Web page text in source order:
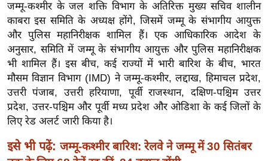
त
यं
ग
इं
डि
या
सा
हि
त्य
ज
जम्मू-कश्मीर के जल शक्ति विभाग के अतिरिक्त मुख्य सचिव शालीन
काबरा इस समिति के अध्यक्ष होंगे, जिसमें जम्मू के संभागीय आयुक्त
और पुलिस महानिरीक्षक शामिल हैं। एक आधिकारिक आदेश के
अनुसार, समिति में जम्मू के संभागीय आयुक्त और पुलिस महानिरीक्षक
भी शामिल हैं। इस बीच, कई राज्यों में भारी बारिश के बीच, भारत
मौसम विज्ञान विभाग (IMD) ने जम्मू-कश्मीर, लद्दाख, हिमाचल प्रदेश,
उत्तरी पंजाब, उत्तरी हरियाणा, पूर्वी राजस्थान, दक्षिण-पश्चिम उत्तर
प्रदेश, उत्तर-पश्चिम और पूर्वी मध्य प्रदेश और ओडिशा के कई जिलों के
लिए रेड अलर्ट जारी किया है।
इसे भी पढ़ें: जम्मू-कश्मीर बारिश: रेलवे ने जम्मू में 30 सितंबर